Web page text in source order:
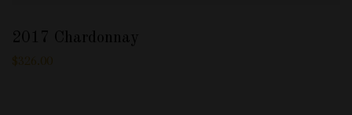
2017 Chardonnay
$326.00